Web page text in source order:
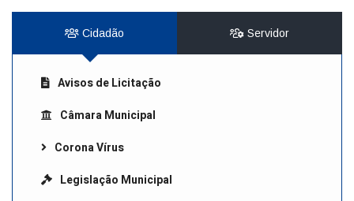
Cidadão Servidor
Avisos de Licitação
Câmara Municipal
Corona Vírus
Legislação Municipal